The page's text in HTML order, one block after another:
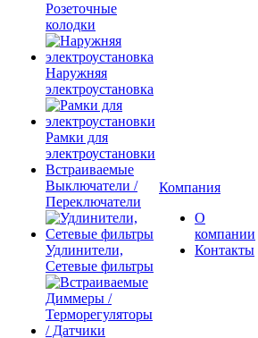
Розеточные
колодки
Наружняя
электроустановка
Рамки для
электроустановки
Встраиваемые
Выключатели /
Переключатели
Удлинители,
Сетевые фильтры
Компания
О
компании
Контакты